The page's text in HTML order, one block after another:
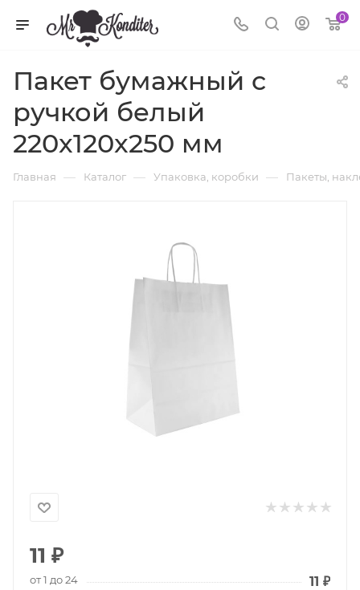
0
Пакет бумажный с
ручкой белый
220x120x250 мм
Главная — Каталог — Упаковка, коробки — Пакеты,
11 ₽
от 1 до 24 11 ₽